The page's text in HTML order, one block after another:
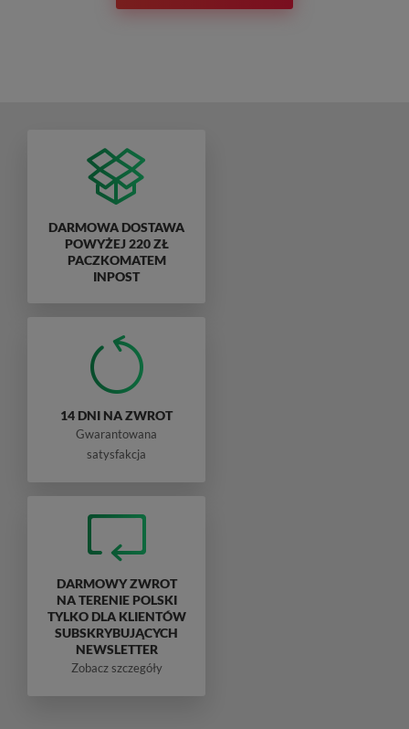
DARMOWA DOSTAWA
POWYŻEJ 220 ZŁ
PACZKOMATEM
INPOST
14 DNI NA ZWROT
Gwarantowana
satysfakcja
DARMOWY ZWROT
NA TERENIE POLSKI
TYLKO DLA KLIENTÓW
SUBSKRYBUJĄCYCH
NEWSLETTER
Zobacz szczegóły